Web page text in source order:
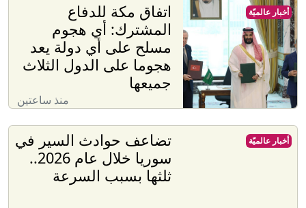
‏اتفاق مكة للدفاع
المشترك: أي هجوم
مسلح على أي دولة يعد
هجوما على الدول الثلاث
جميعها
منذ ساعتين
أخبار عالميّة
تضاعف حوادث السير في
سوريا خلال عام 2026..
ثلثها بسبب السرعة
أخبار عالميّة